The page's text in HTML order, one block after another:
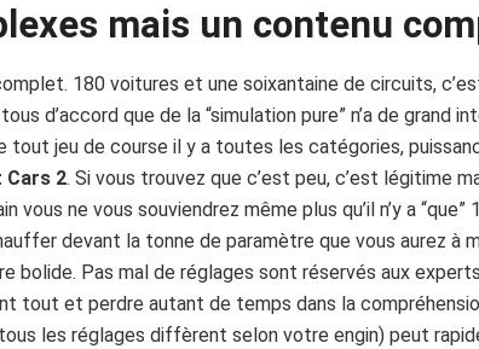
mais un contenu
180 voitures et une soixantaine de circuits,
d’accord que de la “simulation pure” n’a de grand
tout jeu de course il y a toutes les catégories,
Cars 2. Si vous trouvez que c’est peu, c’est légitime
vous ne vous souviendrez même plus qu’il n’y a “que”
devant la tonne de paramètre que vous aurez à
bolide. Pas mal de réglages sont réservés aux
tout et perdre autant de temps dans la
les réglages diffèrent selon votre engin) peut